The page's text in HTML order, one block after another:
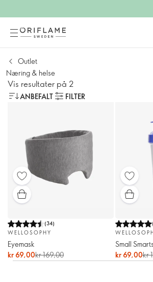
Outlet
Næring & helse
Vis resultater på 2
ANBEFALT FILTER
(34)
WELLOSOPHY
Eyemask
kr 69,00kr 169,00
(
Small
kr 69,00kr